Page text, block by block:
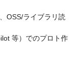
OSS/ライブラリ読
等）でのプロト作